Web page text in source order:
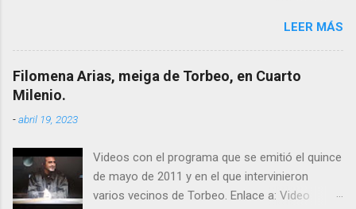
el pasado siglo tuvo esta “curandeira” por sus
“obras y milagros”, pero también como
excelente difusora del nombre de nuestro
pueblo, no en vano es reconocida por muchos
mención a ANTON PATIÑO REGUEIRA (ya
fallecido) cuyo empeño por estudiar y dar a
conocer a esta “sabia” y por ende a Torbeo no
LEER MÁS
Filomena Arias, meiga de Torbeo, en Cuarto
Milenio.
-abril 19, 2023
Videos con el programa que se emitió el quince
de mayo de 2011 y en el que intervinieron
varios vecinos de Torbeo. Enlace a: Video